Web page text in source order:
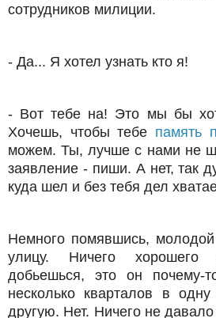
сотрудников милиции.
- Да... Я хотел узнать кто я!
- Вот тебе на! Это мы бы
Хочешь, чтобы тебе память
можем. Ты, лучше с нами не
заявление - пиши. А нет, так
куда шел и без тебя дел
Немного помявшись,
улицу. Ничего
добьешься, это он почему-
несколько кварталов в
другую. Нет. Ничего не